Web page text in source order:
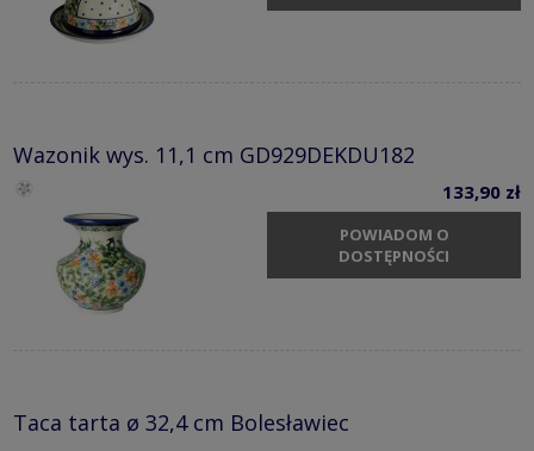
Wazonik wys. 11,1 cm GD929DEKDU182
133,90 zł
POWIADOM O
DOSTĘPNOŚCI
Taca tarta ø 32,4 cm Bolesławiec